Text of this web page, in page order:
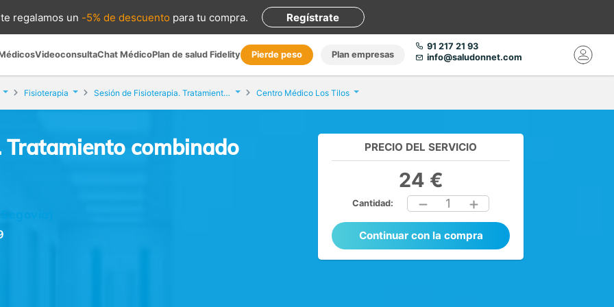
regalamos un -5% de descuento para tu compra. Regístrate
VideoconsultaChat MédicoPlan de salud Fidelity Pierde peso Plan empresas
91 217 21 93
info@saludonnet.com
Fisioterapia Sesión de Fisioterapia. Tratamiento combinado Centro Médico Los Tilos
Tratamiento combinado PRECIO DEL SERVICIO
24 €
Cantidad: 1
Continuar con la compra